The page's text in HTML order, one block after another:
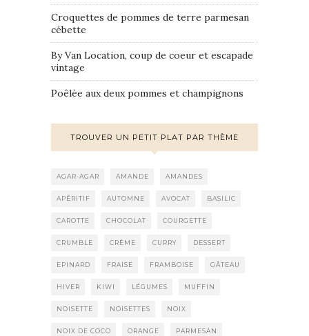
Croquettes de pommes de terre parmesan
cébette
By Van Location, coup de coeur et escapade
vintage
Poêlée aux deux pommes et champignons
TROUVER UN PETIT PLAT PAR THÈME
AGAR-AGAR AMANDE AMANDES
APÉRITIF AUTOMNE AVOCAT BASILIC
CAROTTE CHOCOLAT COURGETTE
CRUMBLE CRÈME CURRY DESSERT
EPINARD FRAISE FRAMBOISE GÂTEAU
HIVER KIWI LÉGUMES MUFFIN
NOISETTE NOISETTES NOIX
NOIX DE COCO ORANGE PARMESAN